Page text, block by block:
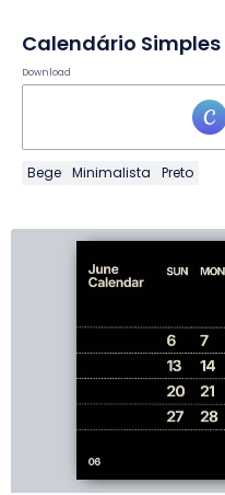
Download
Bege Minimalista Preto